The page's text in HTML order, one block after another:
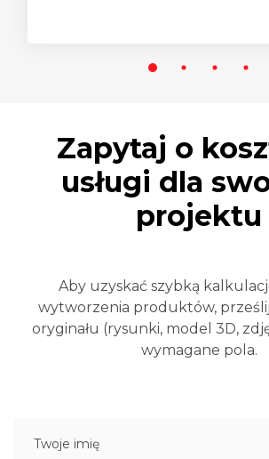
Zapytaj o
usługi dla
projektu
Aby uzyskać szybką
wytworzenia produktów,
oryginału (rysunki, model 3D,
wymagane pola.